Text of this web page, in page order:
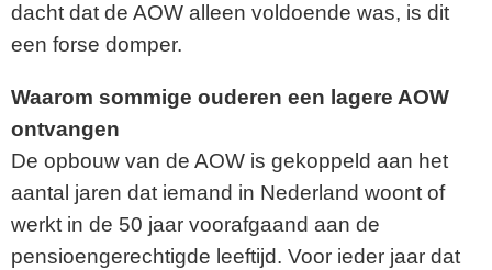
dacht dat de AOW alleen voldoende was, is dit
een forse domper.
Waarom sommige ouderen een lagere AOW
ontvangen
De opbouw van de AOW is gekoppeld aan het
aantal jaren dat iemand in Nederland woont of
werkt in de 50 jaar voorafgaand aan de
pensioengerechtigde leeftijd. Voor ieder jaar dat